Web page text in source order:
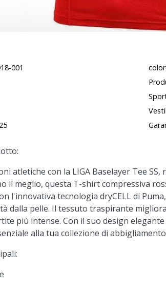
001
atletiche con la LIGA Baselayer Tee
il meglio, questa T-shirt compressiva
l'innovativa tecnologia dryCELL di
dalla pelle. Il tessuto traspirante
più intense. Con il suo design
alla tua collezione di